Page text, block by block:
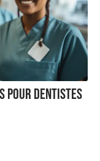
pour dentistes